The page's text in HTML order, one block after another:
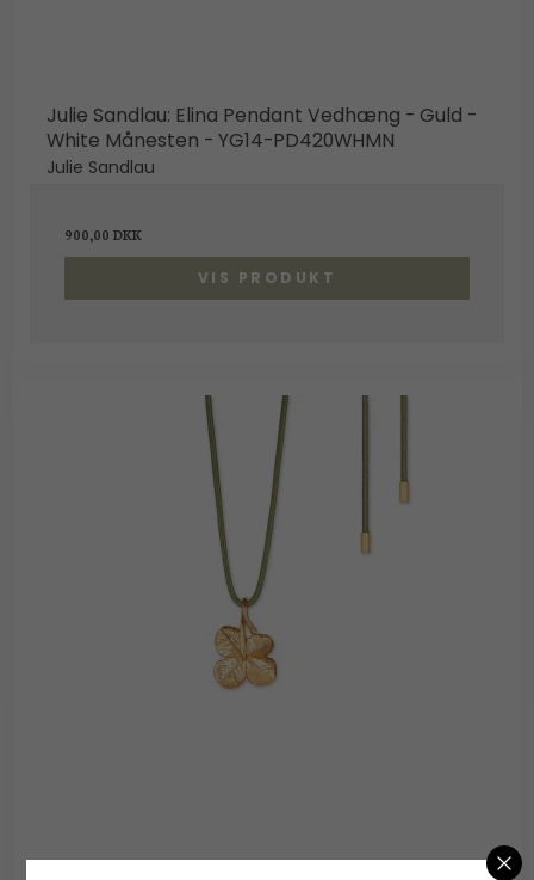
Julie Sandlau: Elina Pendant Vedhæng - Guld -
White Månesten - YG14-PD420WHMN
Julie Sandlau
900,00 DKK
VIS PRODUKT